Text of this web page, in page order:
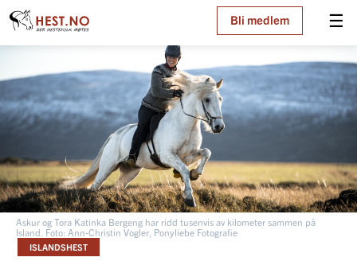
☰
Bli medlem
Askur og Tora Katinka Bergeng har ridd tusenvis av kilometer sammen på
Island. Foto: Ann-Christin Vogler, Ponyliebe Fotografie
ISLANDSHEST